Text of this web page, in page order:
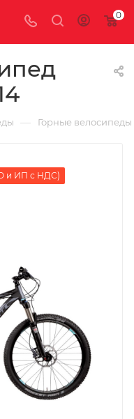
0
— Горные велосипеды
и ИП с НДС)